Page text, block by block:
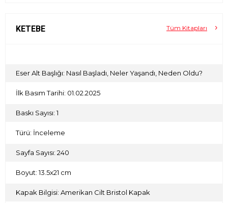
stratejileri Doğrul’un yazılarında birinci elden gözlemlerle
Filistin Meselesi, 1947-1949, sadece siyonist işgale
odaklanmıyor; aynı zamanda Ortadoğu ve İslâm
hükümetleri arasındaki çekişmeleri ve rekabeti de ortaya
geçtiğimiz yüzyılda bulunduğunu gösteriyor.
KETEBE Tüm Kitapları
Eser Alt Başlığı: Nasıl Başladı, Neler Yaşandı, Neden Oldu?
İlk Basım Tarihi: 01.02.2025
Baskı Sayısı: 1
Türü: İnceleme
Sayfa Sayısı: 240
Boyut: 13.5x21 cm
Kapak Bilgisi: Amerikan Cilt Bristol Kapak